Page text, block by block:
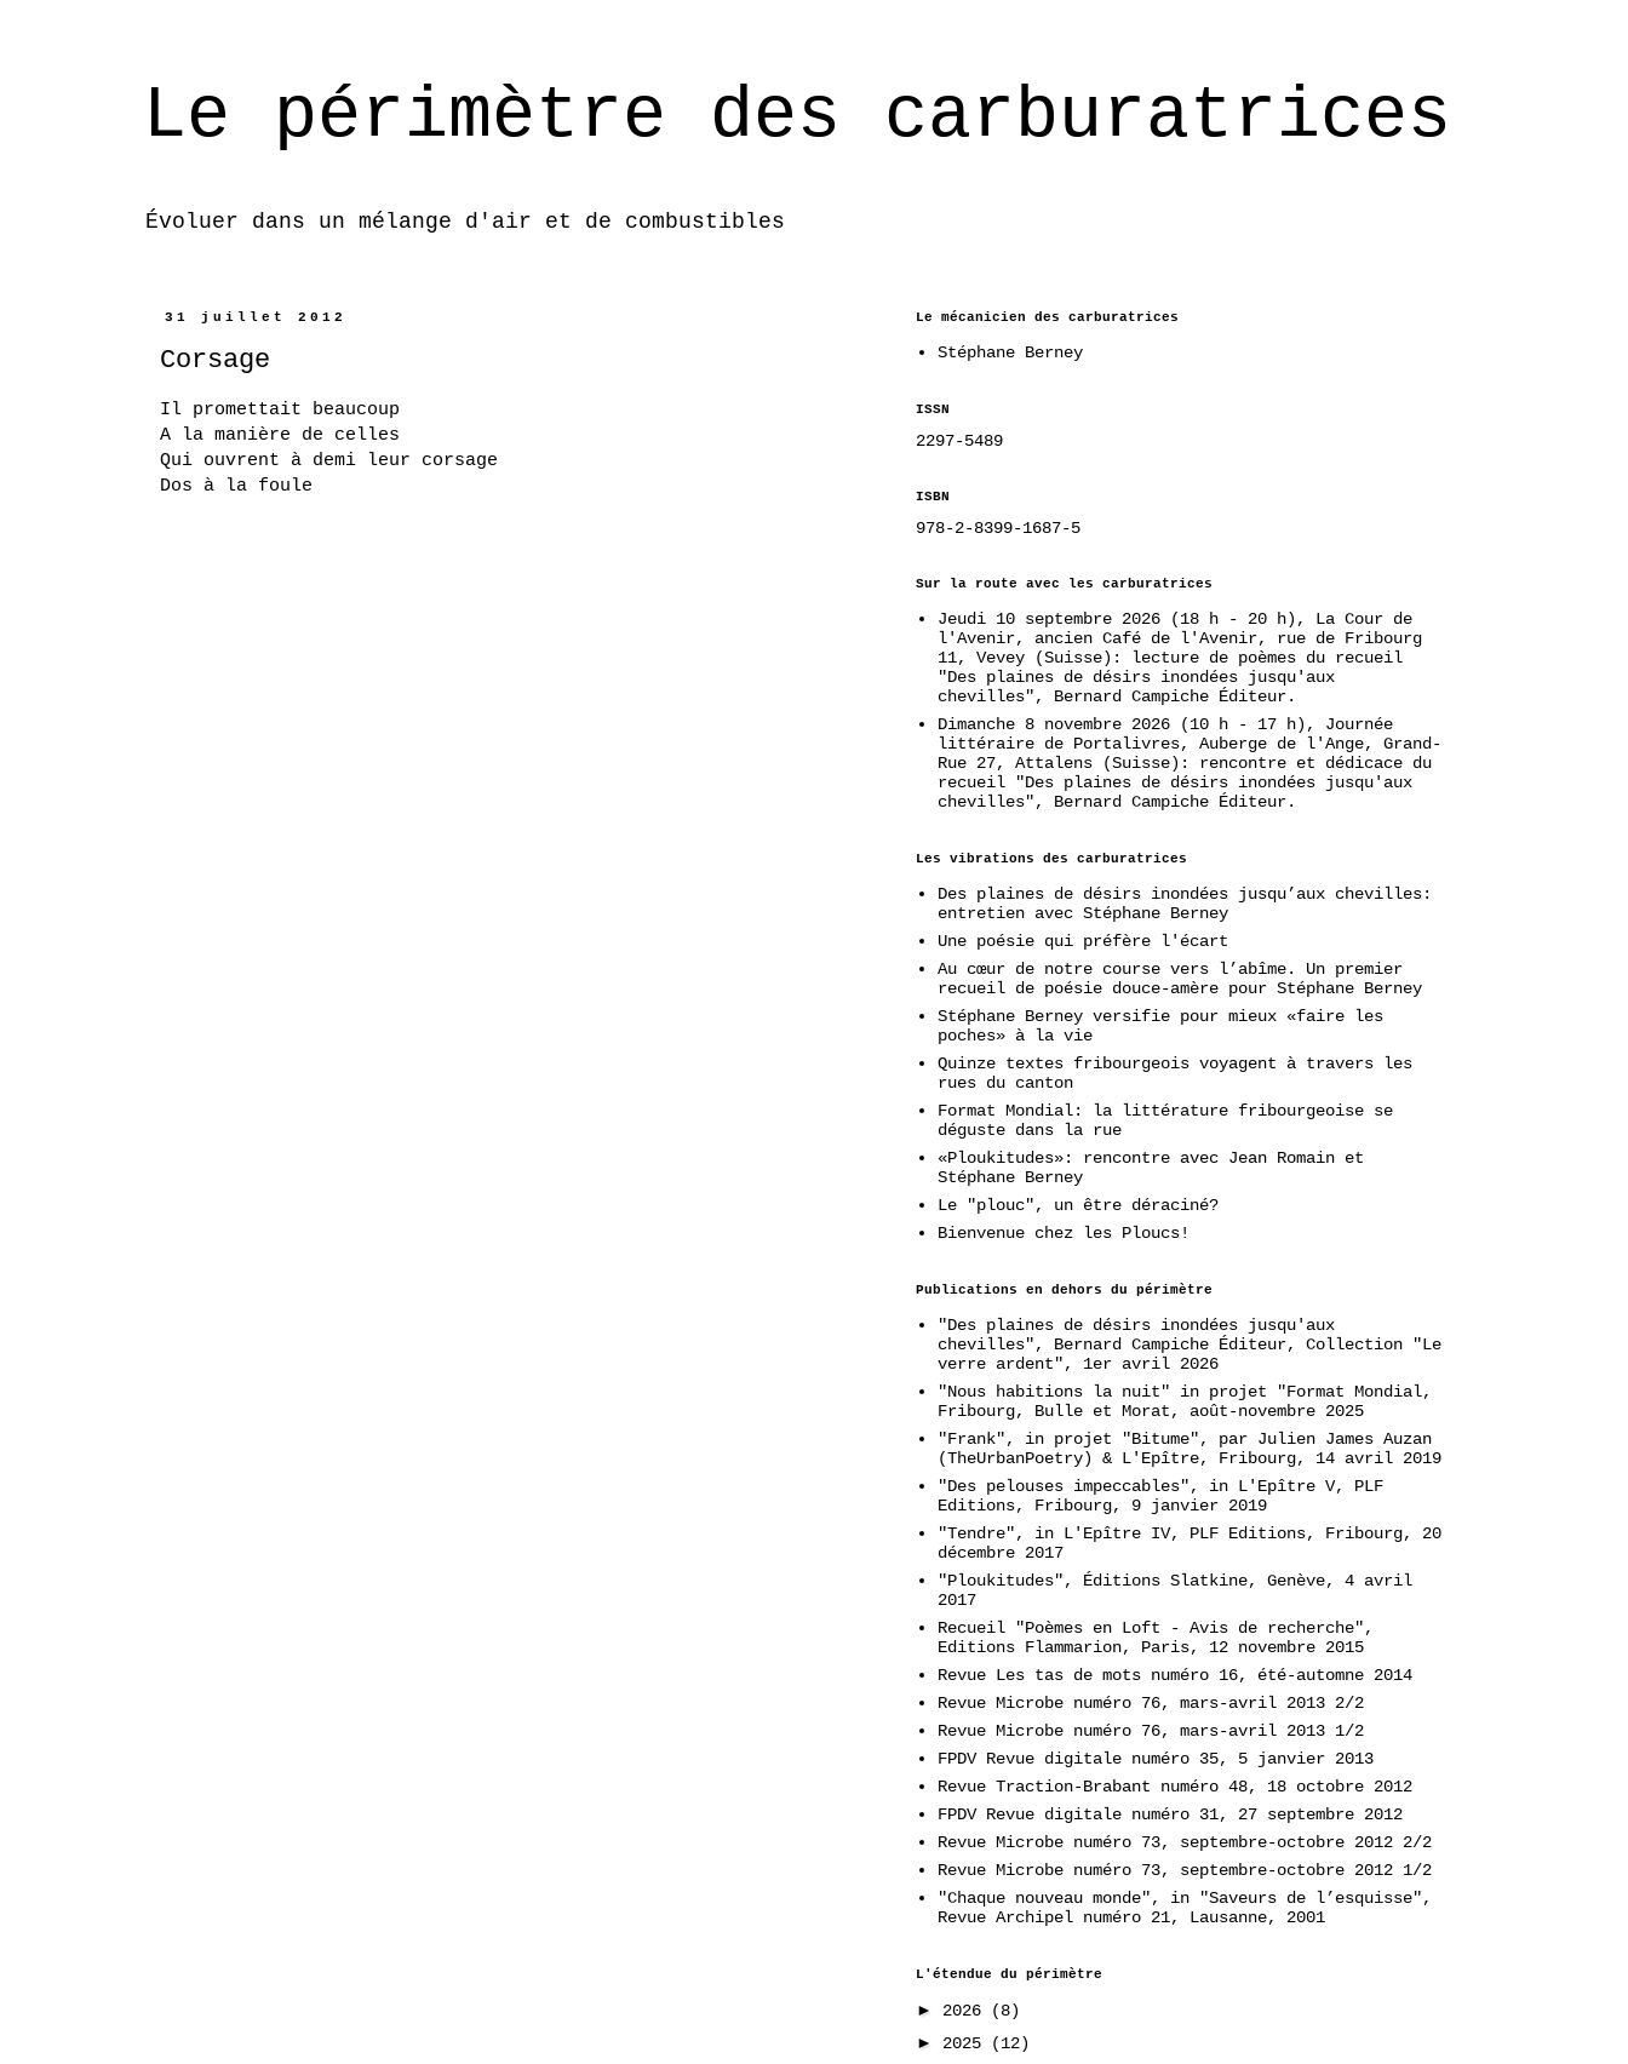
Le périmètre des carburatrices
Évoluer dans un mélange d'air et de combustibles
31 juillet 2012
Corsage
Il promettait beaucoup
A la manière de celles
Qui ouvrent à demi leur corsage
Dos à la foule
Le mécanicien des carburatrices
Stéphane Berney
ISSN
2297-5489
ISBN
978-2-8399-1687-5
Sur la route avec les carburatrices
Jeudi 10 septembre 2026 (18 h - 20 h), La Cour de
l'Avenir, ancien Café de l'Avenir, rue de Fribourg
11, Vevey (Suisse): lecture de poèmes du recueil
"Des plaines de désirs inondées jusqu'aux
chevilles", Bernard Campiche Éditeur.
Dimanche 8 novembre 2026 (10 h - 17 h), Journée
littéraire de Portalivres, Auberge de l'Ange, Grand-
Rue 27, Attalens (Suisse): rencontre et dédicace du
recueil "Des plaines de désirs inondées jusqu'aux
chevilles", Bernard Campiche Éditeur.
Les vibrations des carburatrices
Des plaines de désirs inondées jusqu’aux chevilles:
entretien avec Stéphane Berney
Une poésie qui préfère l'écart
Au cœur de notre course vers l’abîme. Un premier
recueil de poésie douce-amère pour Stéphane Berney
Stéphane Berney versifie pour mieux «faire les
poches» à la vie
Quinze textes fribourgeois voyagent à travers les
rues du canton
Format Mondial: la littérature fribourgeoise se
déguste dans la rue
«Ploukitudes»: rencontre avec Jean Romain et
Stéphane Berney
Le "plouc", un être déraciné?
Bienvenue chez les Ploucs!
Publications en dehors du périmètre
"Des plaines de désirs inondées jusqu'aux
chevilles", Bernard Campiche Éditeur, Collection "Le
verre ardent", 1er avril 2026
"Nous habitions la nuit" in projet "Format Mondial,
Fribourg, Bulle et Morat, août-novembre 2025
"Frank", in projet "Bitume", par Julien James Auzan
(TheUrbanPoetry) & L'Epître, Fribourg, 14 avril 2019
"Des pelouses impeccables", in L'Epître V, PLF
Editions, Fribourg, 9 janvier 2019
"Tendre", in L'Epître IV, PLF Editions, Fribourg, 20
décembre 2017
"Ploukitudes", Éditions Slatkine, Genève, 4 avril
2017
Recueil "Poèmes en Loft - Avis de recherche",
Editions Flammarion, Paris, 12 novembre 2015
Revue Les tas de mots numéro 16, été-automne 2014
Revue Microbe numéro 76, mars-avril 2013 2/2
Revue Microbe numéro 76, mars-avril 2013 1/2
FPDV Revue digitale numéro 35, 5 janvier 2013
Revue Traction-Brabant numéro 48, 18 octobre 2012
FPDV Revue digitale numéro 31, 27 septembre 2012
Revue Microbe numéro 73, septembre-octobre 2012 2/2
Revue Microbe numéro 73, septembre-octobre 2012 1/2
"Chaque nouveau monde", in "Saveurs de l’esquisse",
Revue Archipel numéro 21, Lausanne, 2001
L'étendue du périmètre
► 2026
(8)
► 2025
(12)